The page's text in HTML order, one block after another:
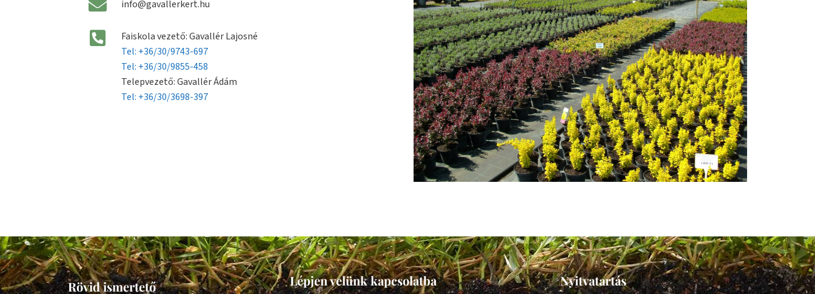
info@gavallerkert.hu
Faiskola vezető: Gavallér Lajosné
Tel: +36/30/9743-697
Tel: +36/30/9855-458
Telepvezető: Gavallér Ádám
Tel: +36/30/3698-397
Rövid ismertető Lépjen velünk kapcsolatba Nyitvatartás